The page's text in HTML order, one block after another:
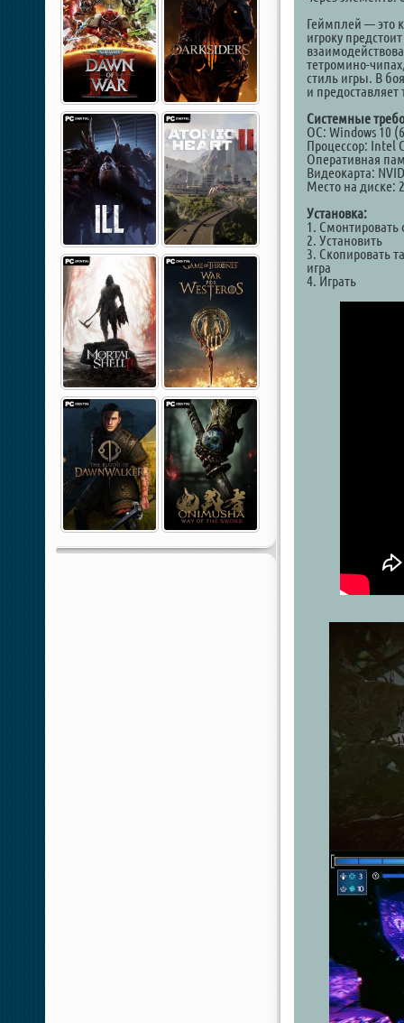
Геймплей — это
игроку
тетромино-
стиль игры. В
и
Системные
ОС: Windows 10
Процессор: Intel
Оперативная
Видеокарта:
Место на диске:
Установка:
1. Смонтировать
2. Установить
3. Скопировать
игра
4. Играть